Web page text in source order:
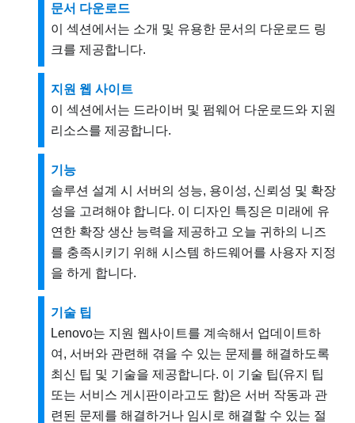
문서 다운로드
이 섹션에서는 소개 및 유용한 문서의 다운로드 링
크를 제공합니다.
지원 웹 사이트
이 섹션에서는 드라이버 및 펌웨어 다운로드와 지원
리소스를 제공합니다.
기능
솔루션 설계 시 서버의 성능, 용이성, 신뢰성 및 확장
성을 고려해야 합니다. 이 디자인 특징은 미래에 유
연한 확장 생산 능력을 제공하고 오늘 귀하의 니즈
를 충족시키기 위해 시스템 하드웨어를 사용자 지정
을 하게 합니다.
기술 팁
Lenovo는 지원 웹사이트를 계속해서 업데이트하
여, 서버와 관련해 겪을 수 있는 문제를 해결하도록
최신 팁 및 기술을 제공합니다. 이 기술 팁(유지 팁
또는 서비스 게시판이라고도 함)은 서버 작동과 관
련된 문제를 해결하거나 임시로 해결할 수 있는 절